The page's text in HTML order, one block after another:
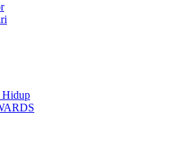
Hidup